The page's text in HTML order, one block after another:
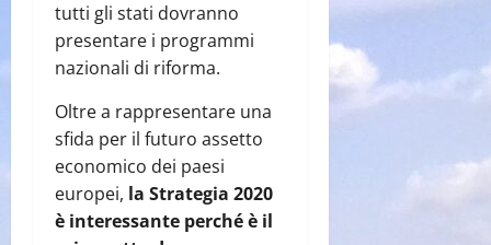
tutti gli stati dovranno
presentare i programmi
nazionali di riforma.
Oltre a rappresentare una
sfida per il futuro assetto
economico dei paesi
europei, la Strategia 2020
è interessante perché è il